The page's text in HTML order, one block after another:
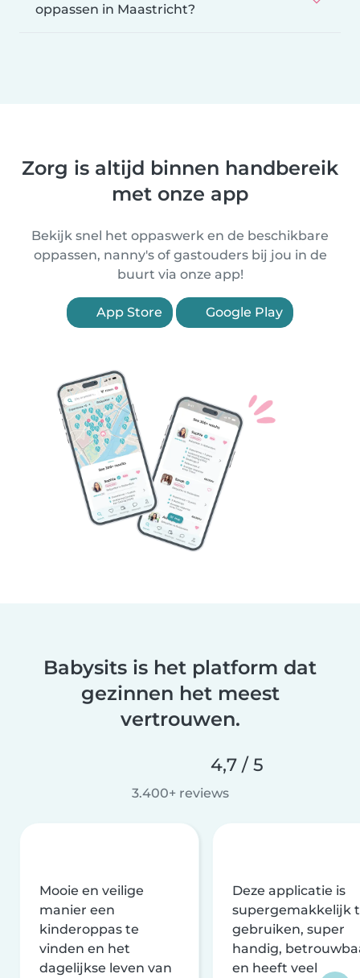
oppassen in Maastricht?
Zorg is altijd binnen handbereik
met onze app
Bekijk snel het oppaswerk en de beschikbare
oppassen, nanny's of gastouders bij jou in de
buurt via onze app!
App Store Google Play
Babysits is het platform dat
gezinnen het meest
vertrouwen.
4,7 / 5
3.400+ reviews
Mooie en veilige
manier een
kinderoppas te
vinden en het
dagelijkse leven van
Deze applicatie is
supergemakkelijk
gebruiken, super
handig,
en heeft veel